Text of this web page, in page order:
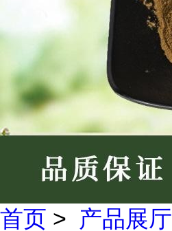
首页 > 产品展厅